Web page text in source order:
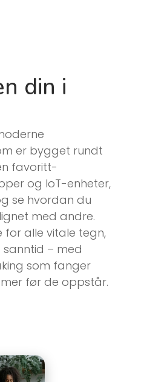
din i
er bygget rundt
favoritt-
og IoT-enheter,
se hvordan du
med andre.
for alle vitale tegn,
– med
som fanger
før de oppstår.